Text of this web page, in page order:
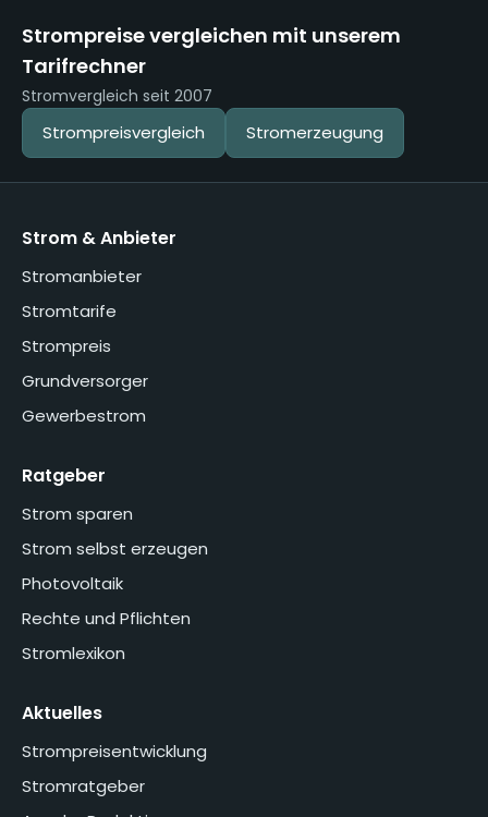
Strompreise vergleichen mit unserem
Tarifrechner
Stromvergleich seit 2007
Strompreisvergleich Stromerzeugung
Strom & Anbieter
Stromanbieter
Stromtarife
Strompreis
Grundversorger
Gewerbestrom
Ratgeber
Strom sparen
Strom selbst erzeugen
Photovoltaik
Rechte und Pflichten
Stromlexikon
Aktuelles
Strompreisentwicklung
Stromratgeber